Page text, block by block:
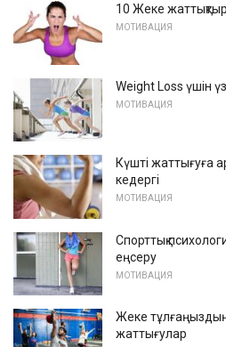
10 Жеке
МОТИВАЦИЯ
Weight Loss үшін
МОТИВАЦИЯ
Күшті жаттығуға
кедергі
МОТИВАЦИЯ
Спорттық
еңсеру
МОТИВАЦИЯ
Жеке тұлғаңыздың
жаттығулар